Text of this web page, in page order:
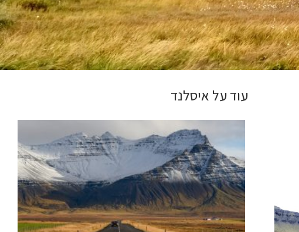
עוד על איסלנד